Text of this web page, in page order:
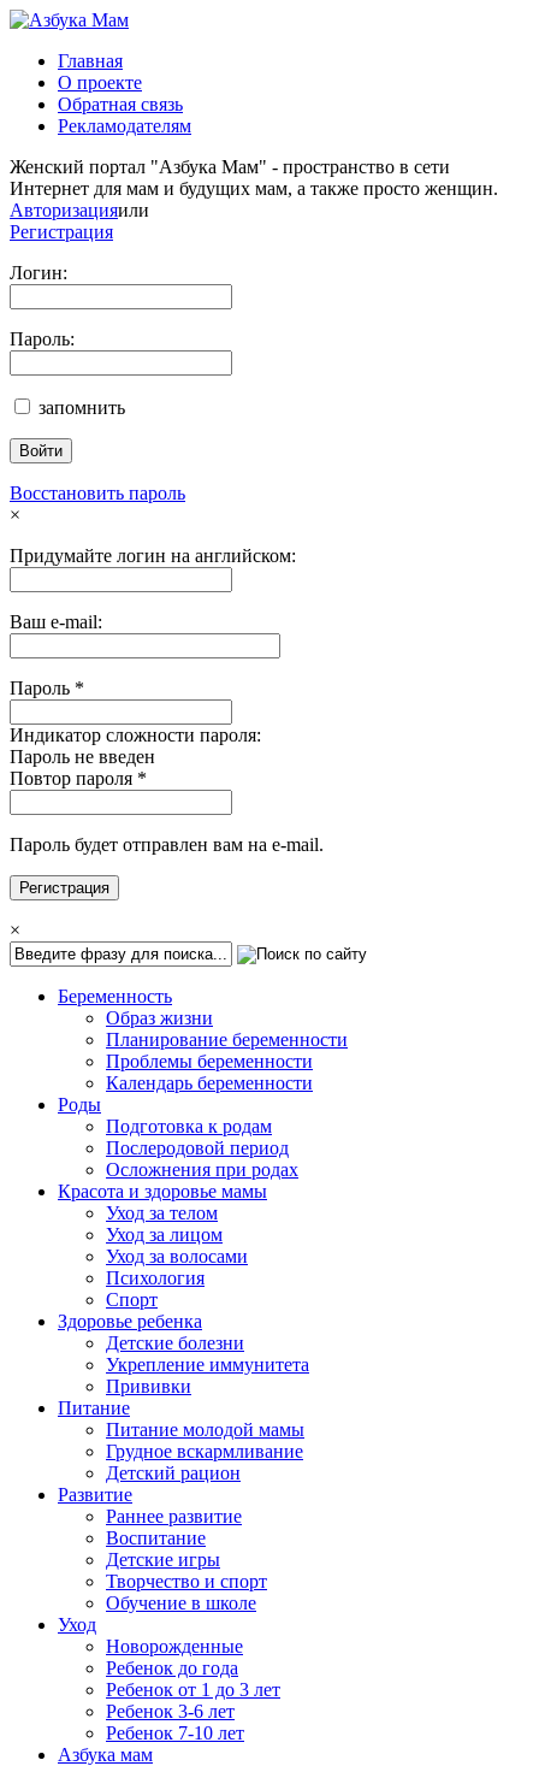
Главная
О проекте
Обратная связь
Рекламодателям
Женский портал "Азбука Мам" - пространство в сети
Интернет для мам и будущих мам, а также просто женщин.
Авторизацияили
Регистрация
Логин:
Пароль:
запомнить
Восстановить пароль
×
Придумайте логин на английском:
Ваш e-mail:
Пароль *
Индикатор сложности пароля:
Пароль не введен
Повтор пароля *
Пароль будет отправлен вам на e-mail.
×
Беременность
Образ жизни
Планирование беременности
Проблемы беременности
Календарь беременности
Роды
Подготовка к родам
Послеродовой период
Осложнения при родах
Красота и здоровье мамы
Уход за телом
Уход за лицом
Уход за волосами
Психология
Спорт
Здоровье ребенка
Детские болезни
Укрепление иммунитета
Прививки
Питание
Питание молодой мамы
Грудное вскармливание
Детский рацион
Развитие
Раннее развитие
Воспитание
Детские игры
Творчество и спорт
Обучение в школе
Уход
Новорожденные
Ребенок до года
Ребенок от 1 до 3 лет
Ребенок 3-6 лет
Ребенок 7-10 лет
Азбука мам